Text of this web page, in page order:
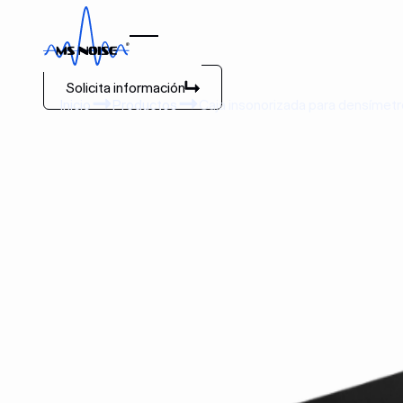
Inicio Productos Caja insonorizada para
Caja insonorizada para
densímetro
Solicita información
Solicita información